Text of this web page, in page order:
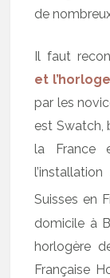
de
Il faut
et
par les
est Swatch,
la France
Suisses en
domicile à
horlogère
Française